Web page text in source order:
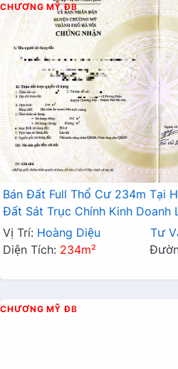
CHƯƠNG MỸ ĐB
Bán Đất Full Thổ Cư 234m Tại
Đất Sát Trục Chính Kinh Doanh
Vị Trí: Hoàng Diệu Tư
Diện Tích: 234m²
CHƯƠNG MỸ ĐB